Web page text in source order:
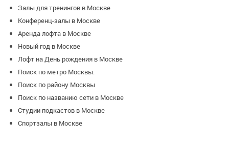
Залы для тренингов в Москве
Конференц-залы в Москве
Аренда лофта в Москве
Новый год в Москве
Лофт на День рождения в Москве
Поиск по метро Москвы.
Поиск по району Москвы
Поиск по названию сети в Москве
Студии подкастов в Москве
Спортзалы в Москве